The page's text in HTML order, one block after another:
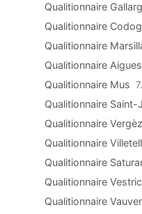
Qualitionnaire
Qualitionnaire
Qualitionnaire
Qualitionnaire
Qualitionnaire Mus
Qualitionnaire Saint-
Qualitionnaire
Qualitionnaire
Qualitionnaire
Qualitionnaire
Qualitionnaire